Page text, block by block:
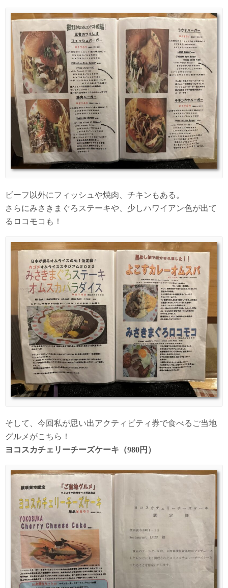
ビーフ以外にフィッシュや焼肉、チキンもある。
さらにみさきまぐろステーキや、少しハワイアン色が出て
るロコモコも！
そして、今回私が思い出アクティビティ券で食べるご当地
グルメがこちら！
ヨコスカチェリーチーズケーキ（980円）